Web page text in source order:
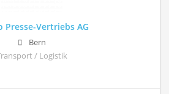
Presse-Vertriebs AG
Bern
/ Logistik